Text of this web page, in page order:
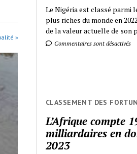
»
Le Nigéria est classé parmi
plus riches du monde en
de la valeur actuelle de son
Commentaires sont désactivés
CLASSEMENT DES
L’Afrique compte
milliardaires en
2023